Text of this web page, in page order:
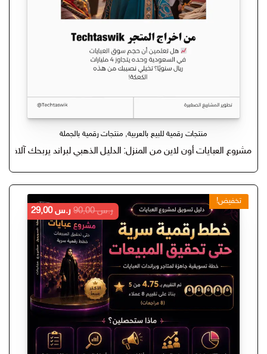
منتجات رقمية للبيع بالعربية, منتجات رقمية بالجملة
مشروع العبايات أون لاين من المنزل: الدليل الذهبي لبراند يربحك آلاف
تخفيض!
ر.س90,00
السعر
الأصلي
هو:
ر.س 90,00.
ر.س29,00
السعر